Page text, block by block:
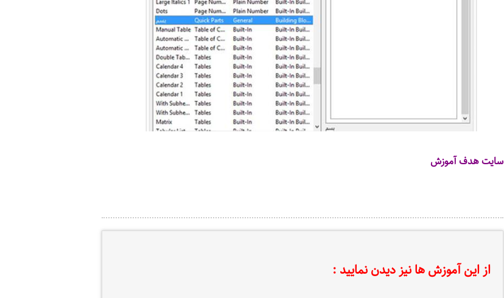
سایت هدف آموزش
از این آموزش ها نیز دیدن نمایید :